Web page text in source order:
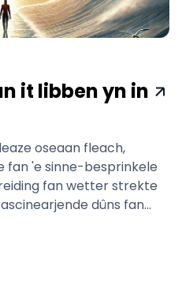
it libben yn in
oseaan fleach,
fan 'e sinne-besprinkele
fan wetter strekte
dûns fan
dy't tsjin de stream